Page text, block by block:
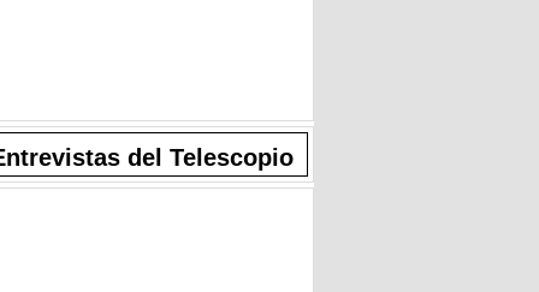
del Telescopio